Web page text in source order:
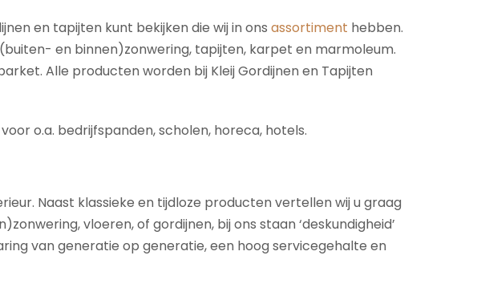
en tapijten kunt bekijken die wij in ons assortiment hebben.
en binnen)zonwering, tapijten, karpet en marmoleum.
Alle producten worden bij Kleij Gordijnen en Tapijten
o.a. bedrijfspanden, scholen, horeca, hotels.
Naast klassieke en tijdloze producten vertellen wij u graag
vloeren, of gordijnen, bij ons staan ‘deskundigheid’
van generatie op generatie, een hoog servicegehalte en